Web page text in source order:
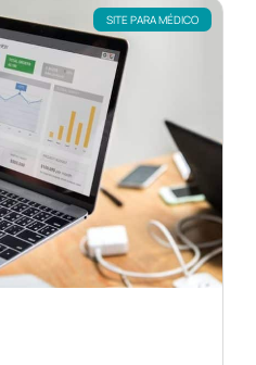
SITE PARA MÉDICO